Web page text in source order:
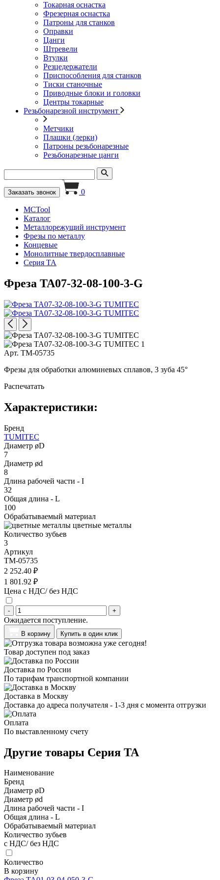
Токарная оснастка
Фрезерная оснастка
Патроны для станков
Оправки
Цанги
Штревели
Втулки
Резцедержатели
Приспособления для станков
Тиски станочные
Приводные блоки и головки
Центры токарные
Резьбонарезной инструмент
Метчики
Плашки (лерки)
Патроны резьбонарезные
Резьбонарезные цанги
Заказать звонок 0
MCTool
Каталог
Металлорежущий инструмент
Фрезы по металлу
Концевые
Монолитные твердосплавные
Серия TA
Фреза TA07-32-08-100-3-G
Арт. TM-05735
Фрезы для обработки алюминевых сплавов, 3 зуба 45°
Распечатать
Характеристики:
Бренд
TUMITEC
Диаметр øD
7
Диаметр ød
8
Длина рабочей части - I
32
Общая длина - L
100
Обрабатываемый материал
цветные металлы
Количество зубьев
3
Артикул
TM-05735
2 252.40 ₽
1 801.92 ₽
Цена с НДС/ без НДС
- +
Ожидается поступление.
В корзину Купить в один клик
Товар доступен под заказ
Доставка по России
По тарифам транспортной компании
Доставка в Москву
Доставка до адреса получателя - 1-3 дня с момента отгрузки
Оплата
По выставленному счету
Другие товары Серия TA
Наименование
Бренд
Диаметр øD
Диаметр ød
Длина рабочей части - I
Общая длина - L
Обрабатываемый материал
Количество зубьев
с НДС/ без НДС
Количество
В корзину